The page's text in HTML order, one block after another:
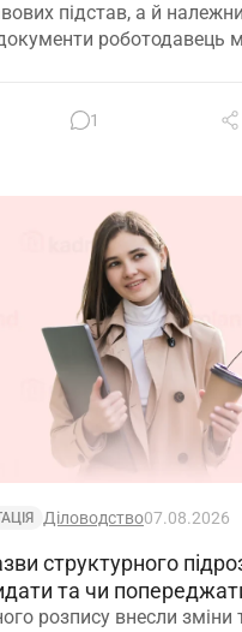
підстав, а й
роботодавець
– розповідаємо далі
1
Діловодство07.08.2026
структурного
та чи
розпису внесли зміни